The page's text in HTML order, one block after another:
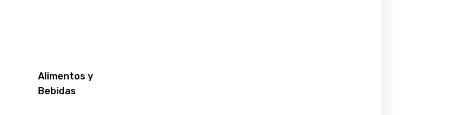
Alimentos y
Bebidas